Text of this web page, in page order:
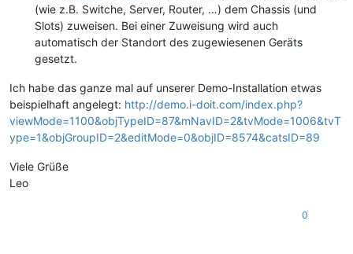
(wie z.B. Switche, Server, Router, …) dem Chassis (und
Slots) zuweisen. Bei einer Zuweisung wird auch
automatisch der Standort des zugewiesenen Geräts
gesetzt.
Ich habe das ganze mal auf unserer Demo-Installation etwas
beispielhaft angelegt: http://demo.i-doit.com/index.php?
viewMode=1100&objTypeID=87&mNavID=2&tvMode=1006&tvT
ype=1&objGroupID=2&editMode=0&objID=8574&catsID=89
Viele Grüße
Leo
0